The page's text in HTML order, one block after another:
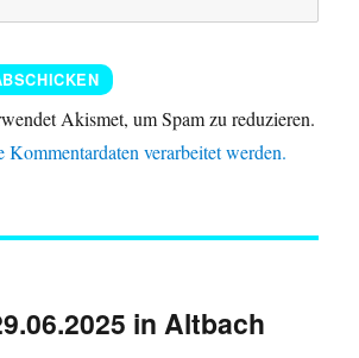
Akismet, um Spam zu reduzieren.
Kommentardaten verarbeitet werden.
in Altbach